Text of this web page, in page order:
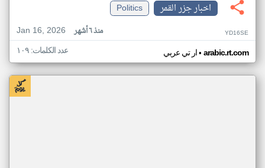
اخبار جزر القمر
Politics
Jan 16, 2026
منذ ٦ أشهر YD16SE
ار تي عربي• arabic.rt.com عدد الكلمات: ١٠٩